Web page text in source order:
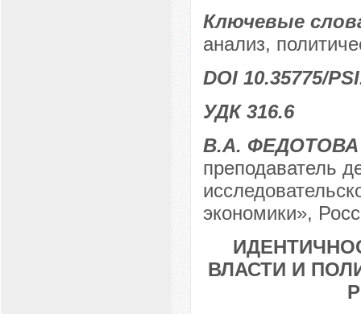
Ключевые
анализ,
DOI 10.35775/
УДК 316.6
В.А. ФЕДОТОВА
преподаватель
экономики»,
ВЛАСТИ И